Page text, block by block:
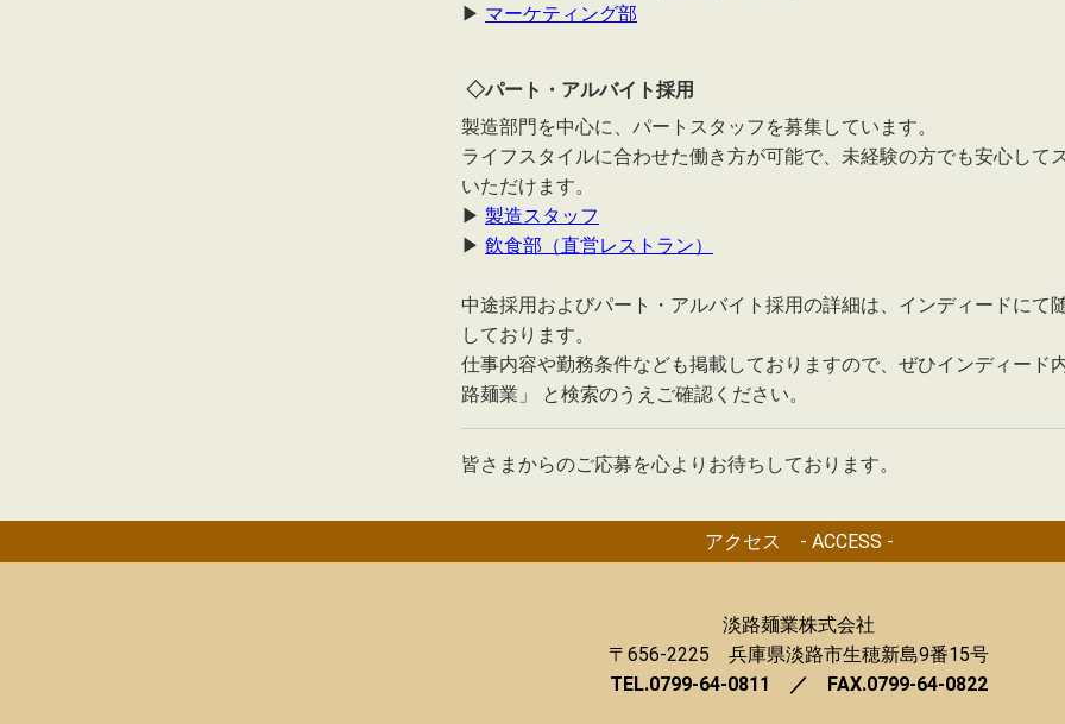
▶ マーケティング部
◇パート・アルバイト採用
製造部門を中心に、パートスタッフを募集しています。
ライフスタイルに合わせた働き方が可能で、未経験の方でも安心して
いただけます。
▶ 製造スタッフ
▶ 飲食部（直営レストラン）
中途採用およびパート・アルバイト採用の詳細は、インディードにて
しております。
仕事内容や勤務条件なども掲載しておりますので、ぜひインディード
路麺業」 と検索のうえご確認ください。
皆さまからのご応募を心よりお待ちしております。
アクセス - ACCESS -
淡路麺業株式会社
〒656-2225 兵庫県淡路市生穂新島9番15号
TEL.0799-64-0811 ／ FAX.0799-64-0822